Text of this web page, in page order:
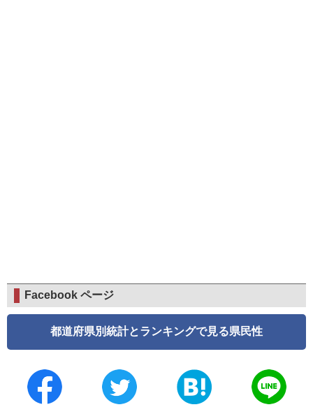
Facebook ページ
都道府県別統計とランキングで見る県民性